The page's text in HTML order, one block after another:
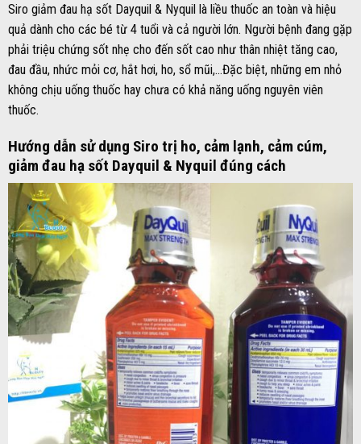
Siro giảm đau hạ sốt Dayquil & Nyquil là liều thuốc an toàn và hiệu
quả dành cho các bé từ 4 tuổi và cả người lớn. Người bệnh đang gặp
phải triệu chứng sốt nhẹ cho đến sốt cao như thân nhiệt tăng cao,
đau đầu, nhức mỏi cơ, hắt hơi, ho, sổ mũi,…Đặc biệt, những em nhỏ
không chịu uống thuốc hay chưa có khả năng uống nguyên viên
thuốc.
Hướng dẫn sử dụng Siro trị ho, cảm lạnh, cảm cúm,
giảm đau hạ sốt Dayquil & Nyquil đúng cách